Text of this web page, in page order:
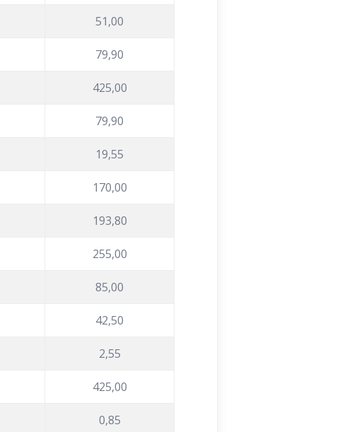
51,00
79,90
425,00
79,90
19,55
170,00
193,80
255,00
85,00
42,50
2,55
425,00
0,85